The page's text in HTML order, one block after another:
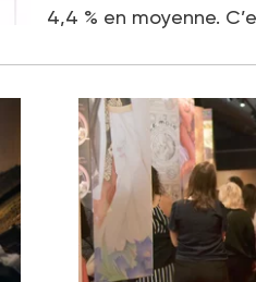
4,4 % en moyenne.